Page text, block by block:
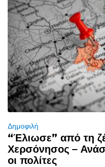
Δημοφιλή
“Έλιωσε” από τη
Χερσόνησος –
οι πολίτες